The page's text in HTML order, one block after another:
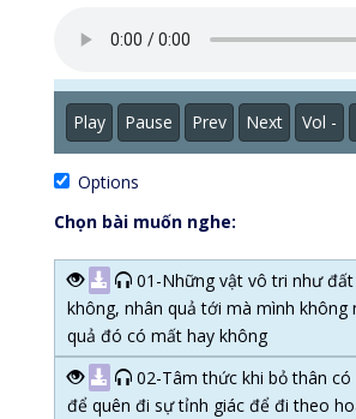
Play Pause Prev Next Vol -
Options
Chọn bài muốn nghe:
01-Những vật vô tri như
không, nhân quả tới mà mình không
quả đó có mất hay không
02-Tâm thức khi bỏ thân có
để quên đi sự tỉnh giác để đi theo